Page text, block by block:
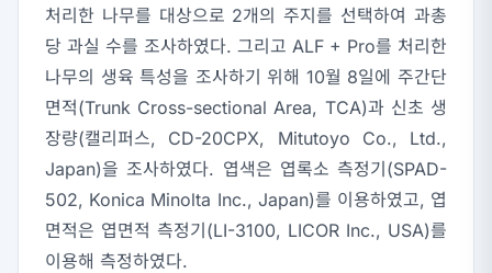
처리한 나무를 대상으로 2개의 주지를 선택하여 과총
당 과실 수를 조사하였다. 그리고 ALF + Pro를 처리한
나무의 생육 특성을 조사하기 위해 10월 8일에 주간단
면적(Trunk Cross-sectional Area, TCA)과 신초 생
장량(캘리퍼스, CD-20CPX, Mitutoyo Co., Ltd.,
Japan)을 조사하였다. 엽색은 엽록소 측정기(SPAD-
502, Konica Minolta Inc., Japan)를 이용하였고, 엽
면적은 엽면적 측정기(LI-3100, LICOR Inc., USA)를
이용해 측정하였다.